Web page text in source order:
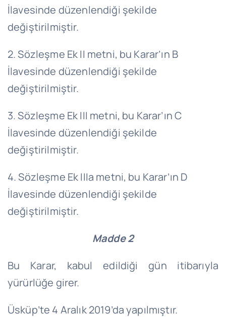
İlavesinde düzenlendiği şekilde
değiştirilmiştir.
2. Sözleşme Ek II metni, bu Karar’ın B
İlavesinde düzenlendiği şekilde
değiştirilmiştir.
3. Sözleşme Ek III metni, bu Karar’ın C
İlavesinde düzenlendiği şekilde
değiştirilmiştir.
4. Sözleşme Ek IIIa metni, bu Karar’ın D
İlavesinde düzenlendiği şekilde
değiştirilmiştir.
Madde 2
Bu Karar, kabul edildiği gün itibarıyla
yürürlüğe girer.
Üsküp’te 4 Aralık 2019’da yapılmıştır.